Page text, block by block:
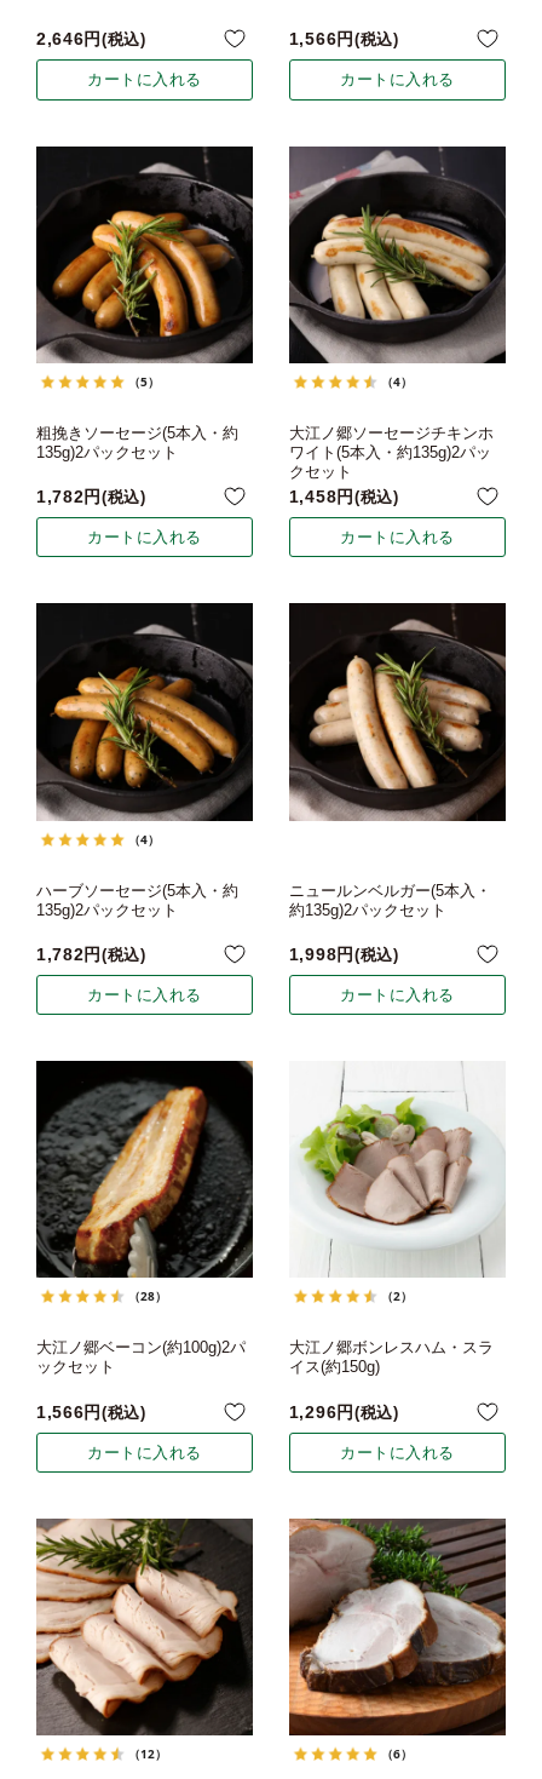
2,646 税込
カートに入れる
1,566 税込
カートに入れる
（5）
粗挽きソーセージ(5本入・約
135g)2パックセット
1,782 税込
カートに入れる
（4）
大江ノ郷ソーセージチキンホ
ワイト(5本入・約135g)2パッ
クセット
1,458 税込
カートに入れる
（4）
ハーブソーセージ(5本入・約
135g)2パックセット
1,782 税込
カートに入れる
ニュールンベルガー(5本入・
約135g)2パックセット
1,998 税込
カートに入れる
（28）
大江ノ郷ベーコン(約100g)2パ
ックセット
1,566 税込
カートに入れる
（2）
大江ノ郷ボンレスハム・スラ
イス(約150g)
1,296 税込
カートに入れる
（12） （6）